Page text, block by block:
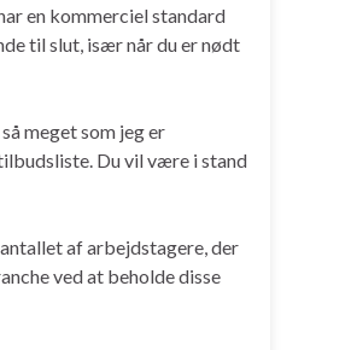
en kommerciel standard
til slut, især når du er nødt
meget som jeg er
Du vil være i stand
af arbejdstagere, der
ved at beholde disse